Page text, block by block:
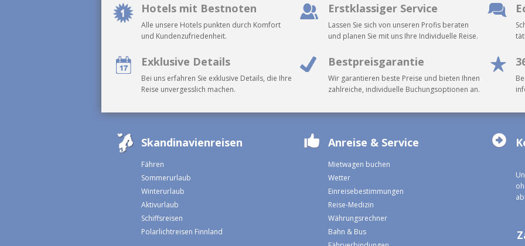
Hotels mit Bestnoten
Alle unsere Hotels punkten durch Komfort
und Kundenzufriedenheit.
Erstklassiger Service
Lassen Sie sich von unseren Profis beraten
und planen Sie mit uns Ihre Individuelle Reise.
Exklusive Details
Bei uns erfahren Sie exklusive Details, die Ihre
Reise unvergesslich machen.
Bestpreisgarantie
Wir garantieren beste Preise und bieten Ihnen
zahlreiche, individuelle Buchungsoptionen an.
Skandinavienreisen
Fähren
Sommerurlaub
Winterurlaub
Aktivurlaub
Schiffsreisen
Polarlichtreisen Finnland
Anreise & Service
Mietwagen buchen
Wetter
Einreisebestimmungen
Reise-Medizin
Währungsrechner
Bahn & Bus